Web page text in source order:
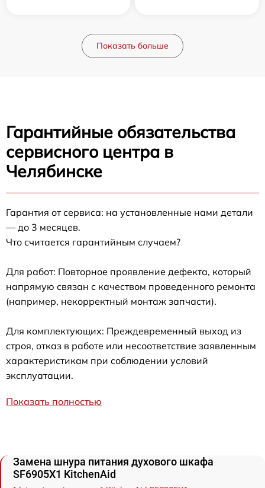
Показать больше
Гарантийные обязательства
сервисного центра в
Челябинске
Гарантия от сервиса: на установленные нами детали
— до 3 месяцев.
Что считается гарантийным случаем?
Для работ: Повторное проявление дефекта, который
напрямую связан с качеством проведенного ремонта
(например, некорректный монтаж запчасти).
Для комплектующих: Преждевременный выход из
строя, отказ в работе или несоответствие заявленным
характеристикам при соблюдении условий
эксплуатации.
Показать полностью
Замена шнура питания духового шкафа
SF6905X1 KitchenAid